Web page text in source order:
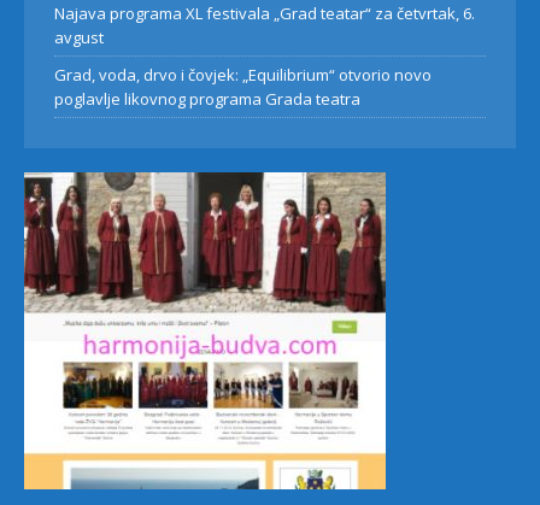
Najava programa XL festivala „Grad teatar“ za četvrtak, 6.
avgust
Grad, voda, drvo i čovjek: „Equilibrium“ otvorio novo
poglavlje likovnog programa Grada teatra